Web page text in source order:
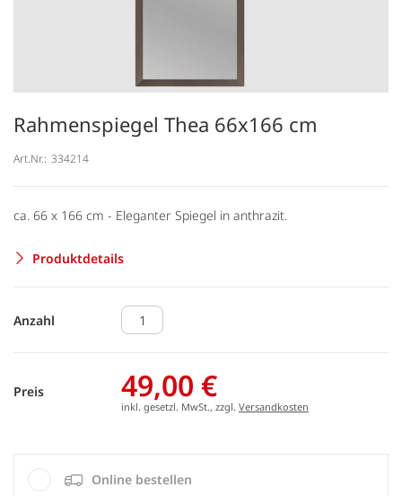
Rahmenspiegel Thea 66x166 cm
Art.Nr.: 334214
ca. 66 x 166 cm - Eleganter Spiegel in anthrazit.
Produktdetails
Anzahl
Preis 49,00 €
inkl. gesetzl. MwSt., zzgl. Versandkosten
Online bestellen